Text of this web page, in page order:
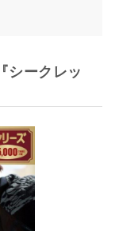
シークレッ